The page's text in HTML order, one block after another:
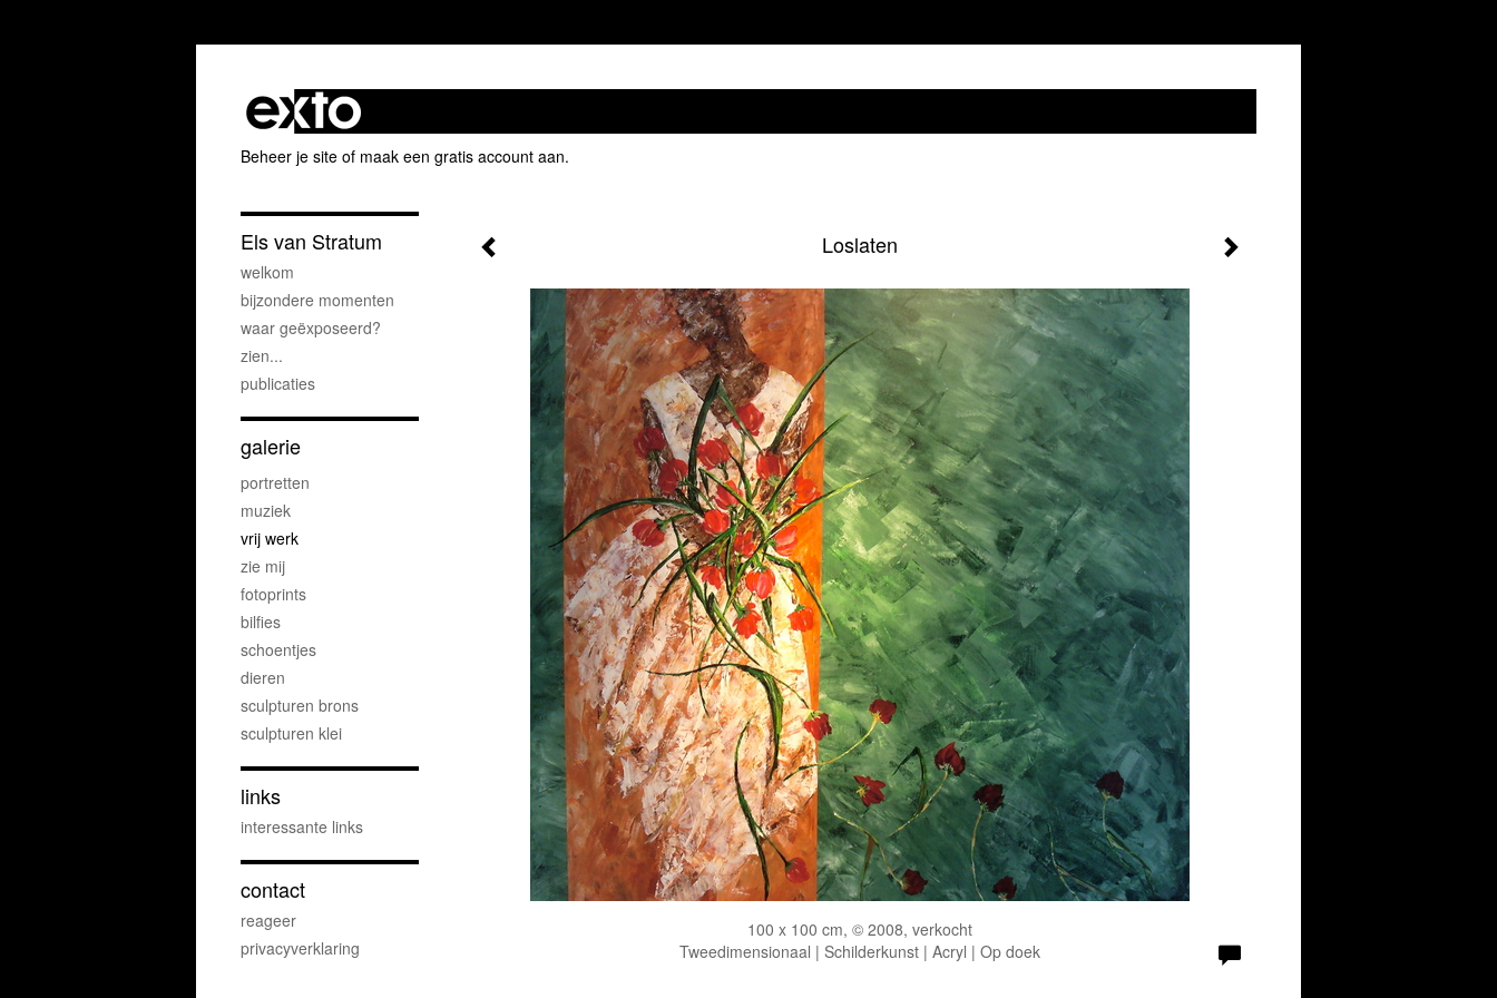
Beheer je site of maak een gratis account aan.
Loslaten
100 x 100 cm, © 2008, verkocht
Tweedimensionaal | Schilderkunst | Acryl | Op doek
Els van Stratum
welkom
bijzondere momenten
waar geëxposeerd?
zien...
publicaties
galerie
portretten
muziek
vrij werk
zie mij
fotoprints
bilfies
schoentjes
dieren
sculpturen brons
sculpturen klei
links
interessante links
contact
reageer
privacyverklaring